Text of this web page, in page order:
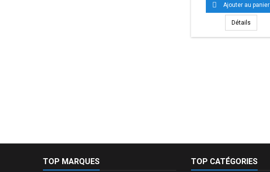
 Ajouter au panier
Détails
TOP MARQUES TOP CATÉGORIES